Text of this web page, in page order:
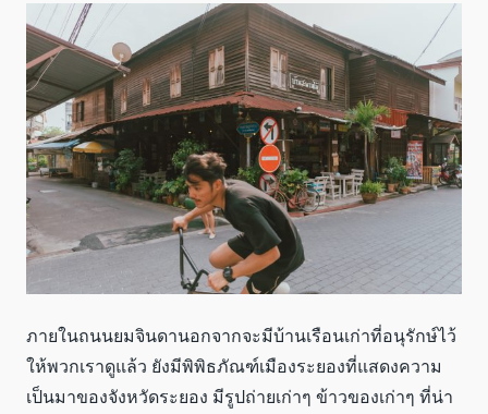
ภายในถนนยมจินดานอกจากจะมีบ้านเรือนเก่าที่อนุรักษ์ไว้
ให้พวกเราดูแล้ว ยังมีพิพิธภัณฑ์เมืองระยองที่แสดงความ
เป็นมาของจังหวัดระยอง มีรูปถ่ายเก่าๆ ข้าวของเก่าๆ ที่น่า